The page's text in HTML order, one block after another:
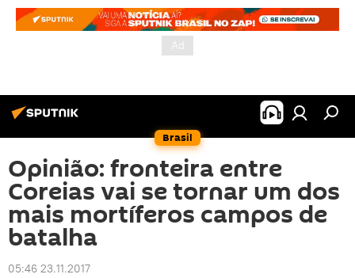
Brasil
Opinião: fronteira entre
Coreias vai se tornar um dos
mais mortíferos campos de
batalha
05:46 23.11.2017